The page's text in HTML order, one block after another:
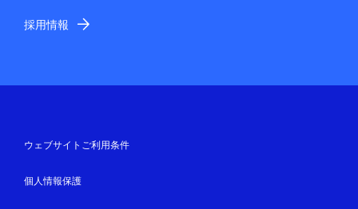
採用情報
ウェブサイトご利用条件
個人情報保護